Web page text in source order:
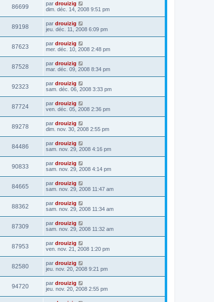
86699 par drouizig
dim. déc. 14, 2008 9:51 pm
89198 par drouizig
jeu. déc. 11, 2008 6:09 pm
87623 par drouizig
mer. déc. 10, 2008 2:48 pm
87528 par drouizig
mar. déc. 09, 2008 8:34 pm
92323 par drouizig
sam. déc. 06, 2008 3:33 pm
87724 par drouizig
ven. déc. 05, 2008 2:36 pm
89278 par drouizig
dim. nov. 30, 2008 2:55 pm
84486 par drouizig
sam. nov. 29, 2008 4:16 pm
90833 par drouizig
sam. nov. 29, 2008 4:14 pm
84665 par drouizig
sam. nov. 29, 2008 11:47 am
88362 par drouizig
sam. nov. 29, 2008 11:34 am
87309 par drouizig
sam. nov. 29, 2008 11:32 am
87953 par drouizig
ven. nov. 21, 2008 1:20 pm
82580 par drouizig
jeu. nov. 20, 2008 9:21 pm
94720 par drouizig
jeu. nov. 20, 2008 2:55 pm